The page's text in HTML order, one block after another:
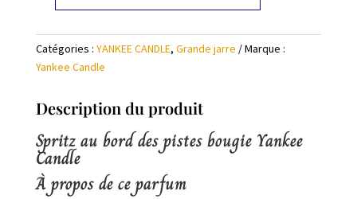
Bougie
Yankee
Candle
au
des
pistes
Catégories : YANKEE CANDLE, Grande jarre
Marque :
Yankee Candle
Description du produit
Spritz au bord des pistesbougieYankee
Candle
À propos de ce parfum